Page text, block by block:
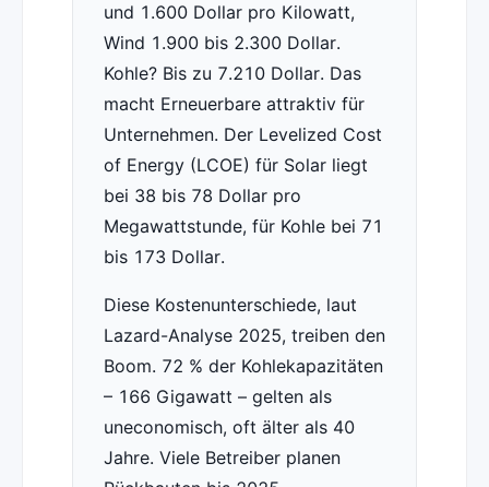
und 1.600 Dollar pro Kilowatt,
Wind 1.900 bis 2.300 Dollar.
Kohle? Bis zu 7.210 Dollar. Das
macht Erneuerbare attraktiv für
Unternehmen. Der Levelized Cost
of Energy (LCOE) für Solar liegt
bei 38 bis 78 Dollar pro
Megawattstunde, für Kohle bei 71
bis 173 Dollar.
Diese Kostenunterschiede, laut
Lazard-Analyse 2025, treiben den
Boom. 72 % der Kohlekapazitäten
– 166 Gigawatt – gelten als
uneconomisch, oft älter als 40
Jahre. Viele Betreiber planen